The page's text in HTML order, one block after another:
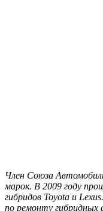
Член Союза
марок. В 2009 году
гибридов Toyota и
по ремонту гибридных